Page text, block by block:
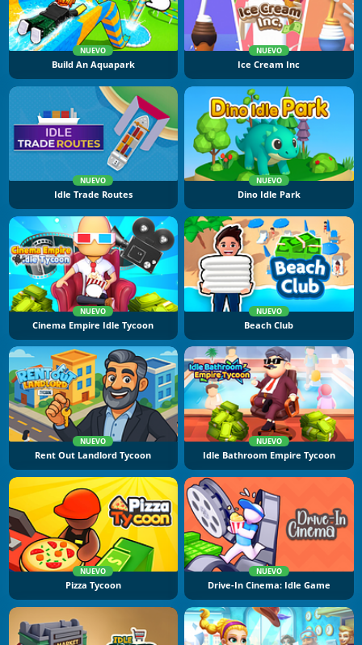
NUEVO
Build An Aquapark
NUEVO
Ice Cream Inc
NUEVO
Idle Trade Routes
NUEVO
Dino Idle Park
NUEVO
Cinema Empire Idle Tycoon
NUEVO
Beach Club
NUEVO
Rent Out Landlord Tycoon
NUEVO
Idle Bathroom Empire Tycoon
NUEVO
Pizza Tycoon
NUEVO
Drive-In Cinema: Idle Game